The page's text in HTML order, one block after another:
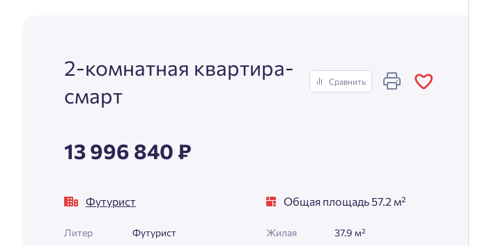
2-комнатная квартира-
смарт
Сравнить
13 996 840 ₽
Футурист
Литер
Футурист
Общая площадь 57.2 м²
Жилая
37.9 м²